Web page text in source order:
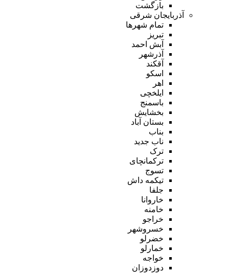
بازگشت
آذربایجان شرقی
تمام شهر‌ها
تبریز
آبش احمد
آذرشهر
آقکند
اسکو
اهر
ایلخچی
باسمنج
بخشایش
بستان آباد
بناب
ناب جدید
ترک
ترکمانچای
تسوج
تیکمه داش
جلفا
خاروانا
خامنه
خراجو
خسروشهر
خضرلو
خمارلو
خواجه
دوزدوزان